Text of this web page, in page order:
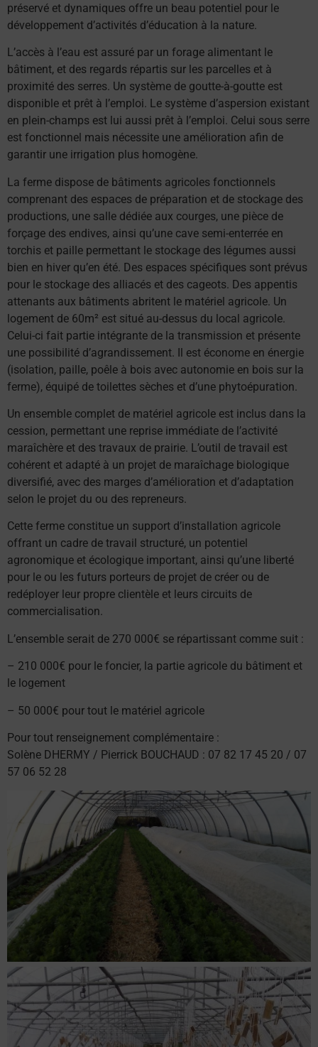
préservé et dynamiques offre un beau potentiel pour le
développement d’activités d’éducation à la nature.
L’accès à l’eau est assuré par un forage alimentant le
bâtiment, et des regards répartis sur les parcelles et à
proximité des serres. Un système de goutte-à-goutte est
disponible et prêt à l’emploi. Le système d’aspersion existant
en plein-champs est lui aussi prêt à l’emploi. Celui sous serre
est fonctionnel mais nécessite une amélioration afin de
garantir une irrigation plus homogène.
La ferme dispose de bâtiments agricoles fonctionnels
comprenant des espaces de préparation et de stockage des
productions, une salle dédiée aux courges, une pièce de
forçage des endives, ainsi qu’une cave semi-enterrée en
torchis et paille permettant le stockage des légumes aussi
bien en hiver qu’en été. Des espaces spécifiques sont prévus
pour le stockage des alliacés et des cageots. Des appentis
attenants aux bâtiments abritent le matériel agricole. Un
logement de 60m² est situé au-dessus du local agricole.
Celui-ci fait partie intégrante de la transmission et présente
une possibilité d’agrandissement. Il est économe en énergie
(isolation, paille, poêle à bois avec autonomie en bois sur la
ferme), équipé de toilettes sèches et d’une phytoépuration.
Un ensemble complet de matériel agricole est inclus dans la
cession, permettant une reprise immédiate de l’activité
maraîchère et des travaux de prairie. L’outil de travail est
cohérent et adapté à un projet de maraîchage biologique
diversifié, avec des marges d’amélioration et d’adaptation
selon le projet du ou des repreneurs.
Cette ferme constitue un support d’installation agricole
offrant un cadre de travail structuré, un potentiel
agronomique et écologique important, ainsi qu’une liberté
pour le ou les futurs porteurs de projet de créer ou de
redéployer leur propre clientèle et leurs circuits de
commercialisation.
L’ensemble serait de 270 000€ se répartissant comme suit :
– 210 000€ pour le foncier, la partie agricole du bâtiment et
le logement
– 50 000€ pour tout le matériel agricole
Pour tout renseignement complémentaire :
Solène DHERMY / Pierrick BOUCHAUD : 07 82 17 45 20 / 07
57 06 52 28